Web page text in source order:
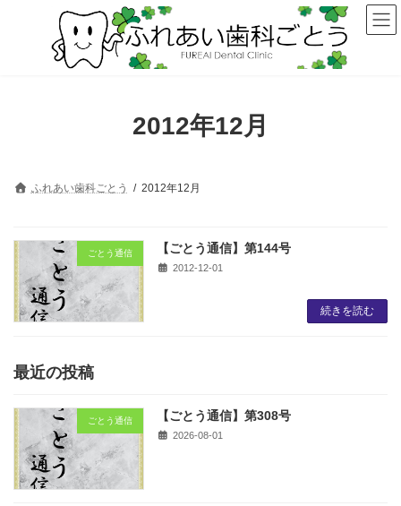
2012年12月
ふれあい歯科ごとう 2012年12月
ごとう通信 【ごとう通信】第144号
2012-12-01
続きを読む
最近の投稿
ごとう通信 【ごとう通信】第308号
2026-08-01